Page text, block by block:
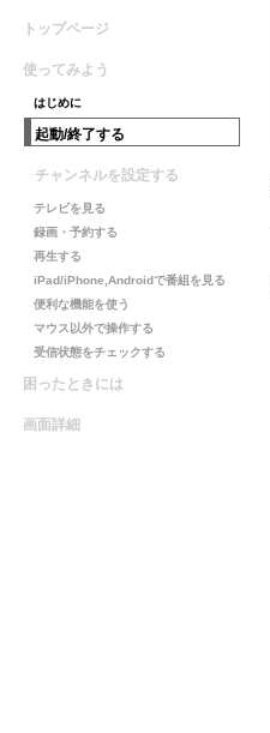
トップページ
使ってみよう
はじめに
起動/終了する
チャンネルを設定する
テレビを見る
録画・予約する
再生する
iPad/iPhone,Androidで番組を見る
便利な機能を使う
マウス以外で操作する
受信状態をチェックする
困ったときには
画面詳細